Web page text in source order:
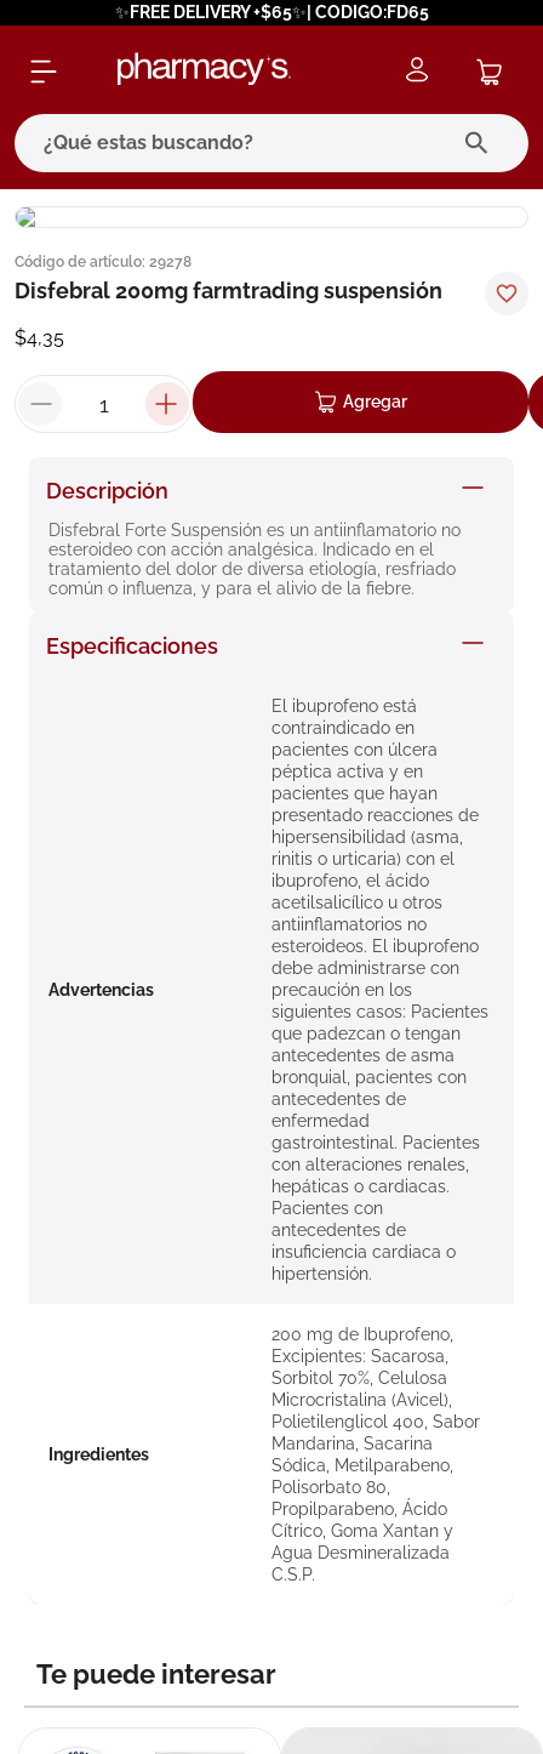
✨FREE DELIVERY +$65✨| CODIGO:FD65
¿Qué estas buscando?
Código de artículo: 29278
Disfebral 200mg farmtrading suspensión
$4,35
Agregar
Descripción
Disfebral Forte Suspensión es un antiinflamatorio no
esteroideo con acción analgésica. Indicado en el
tratamiento del dolor de diversa etiología, resfriado
común o influenza, y para el alivio de la fiebre.
Especificaciones
Advertencias
El ibuprofeno está
contraindicado en
pacientes con úlcera
péptica activa y en
pacientes que hayan
presentado reacciones de
hipersensibilidad (asma,
rinitis o urticaria) con el
ibuprofeno, el ácido
acetilsalicílico u otros
antiinflamatorios no
esteroideos. El ibuprofeno
debe administrarse con
precaución en los
siguientes casos: Pacientes
que padezcan o tengan
antecedentes de asma
bronquial, pacientes con
antecedentes de
enfermedad
gastrointestinal. Pacientes
con alteraciones renales,
hepáticas o cardiacas.
Pacientes con
antecedentes de
insuficiencia cardiaca o
hipertensión.
Ingredientes
200 mg de Ibuprofeno,
Excipientes: Sacarosa,
Sorbitol 70%, Celulosa
Microcristalina (Avicel),
Polietilenglicol 400, Sabor
Mandarina, Sacarina
Sódica, Metilparabeno,
Polisorbato 80,
Propilparabeno, Ácido
Cítrico, Goma Xantan y
Agua Desmineralizada
C.S.P.
Te puede interesar
términos más buscados
1. eucerin
3
pilexil
5. cerave
6 degraler
7. isdin
8. roche posay
10.pañales